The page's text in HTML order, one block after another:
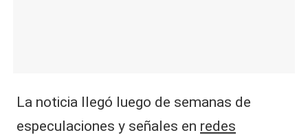
La noticia llegó luego de semanas de
especulaciones y señales en redes